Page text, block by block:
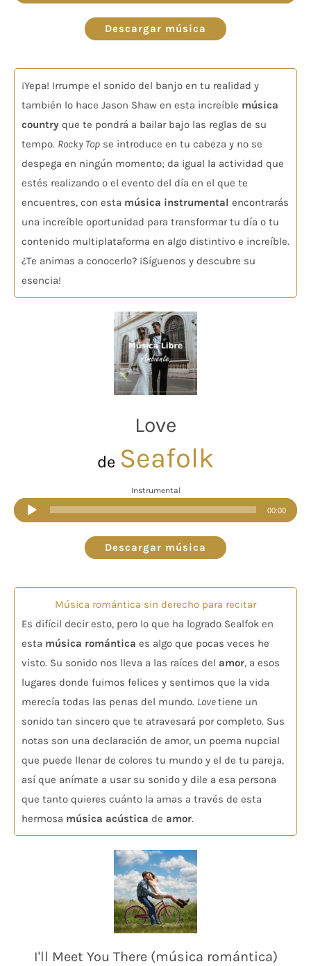
de
audio
Descargar música
¡Yepa! Irrumpe el sonido del banjo en tu realidad y
también lo hace Jason Shaw en esta increíble música
country que te pondrá a bailar bajo las reglas de su
tempo. Rocky Top se introduce en tu cabeza y no se
despega en ningún momento; da igual la actividad que
estés realizando o el evento del día en el que te
encuentres, con esta música instrumental encontrarás
una increíble oportunidad para transformar tu día o tu
contenido multiplataforma en algo distintivo e increíble.
¿Te animas a conocerlo? ¡Síguenos y descubre su
esencia!
Love
de Seafolk
Instrumental
Reproductor
de
audio
00:00
Descargar música
Música romántica sin derecho para recitar
Es difícil decir esto, pero lo que ha logrado Sealfok en
esta música romántica es algo que pocas veces he
visto. Su sonido nos lleva a las raíces del amor, a esos
lugares donde fuimos felices y sentimos que la vida
merecía todas las penas del mundo. Lovetiene un
sonido tan sincero que te atravesará por completo. Sus
notas son una declaración de amor, un poema nupcial
que puede llenar de colores tu mundo y el de tu pareja,
así que anímate a usar su sonido y dile a esa persona
que tanto quieres cuánto la amas a través de esta
hermosa música acústica de amor.
I'll Meet You There (música romántica)